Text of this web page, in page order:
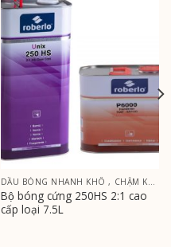
DẦU BÓNG NHANH KHÔ , CHẬM KHÔ
Bộ bóng cứng 250HS 2:1 cao
cấp loại 7.5L